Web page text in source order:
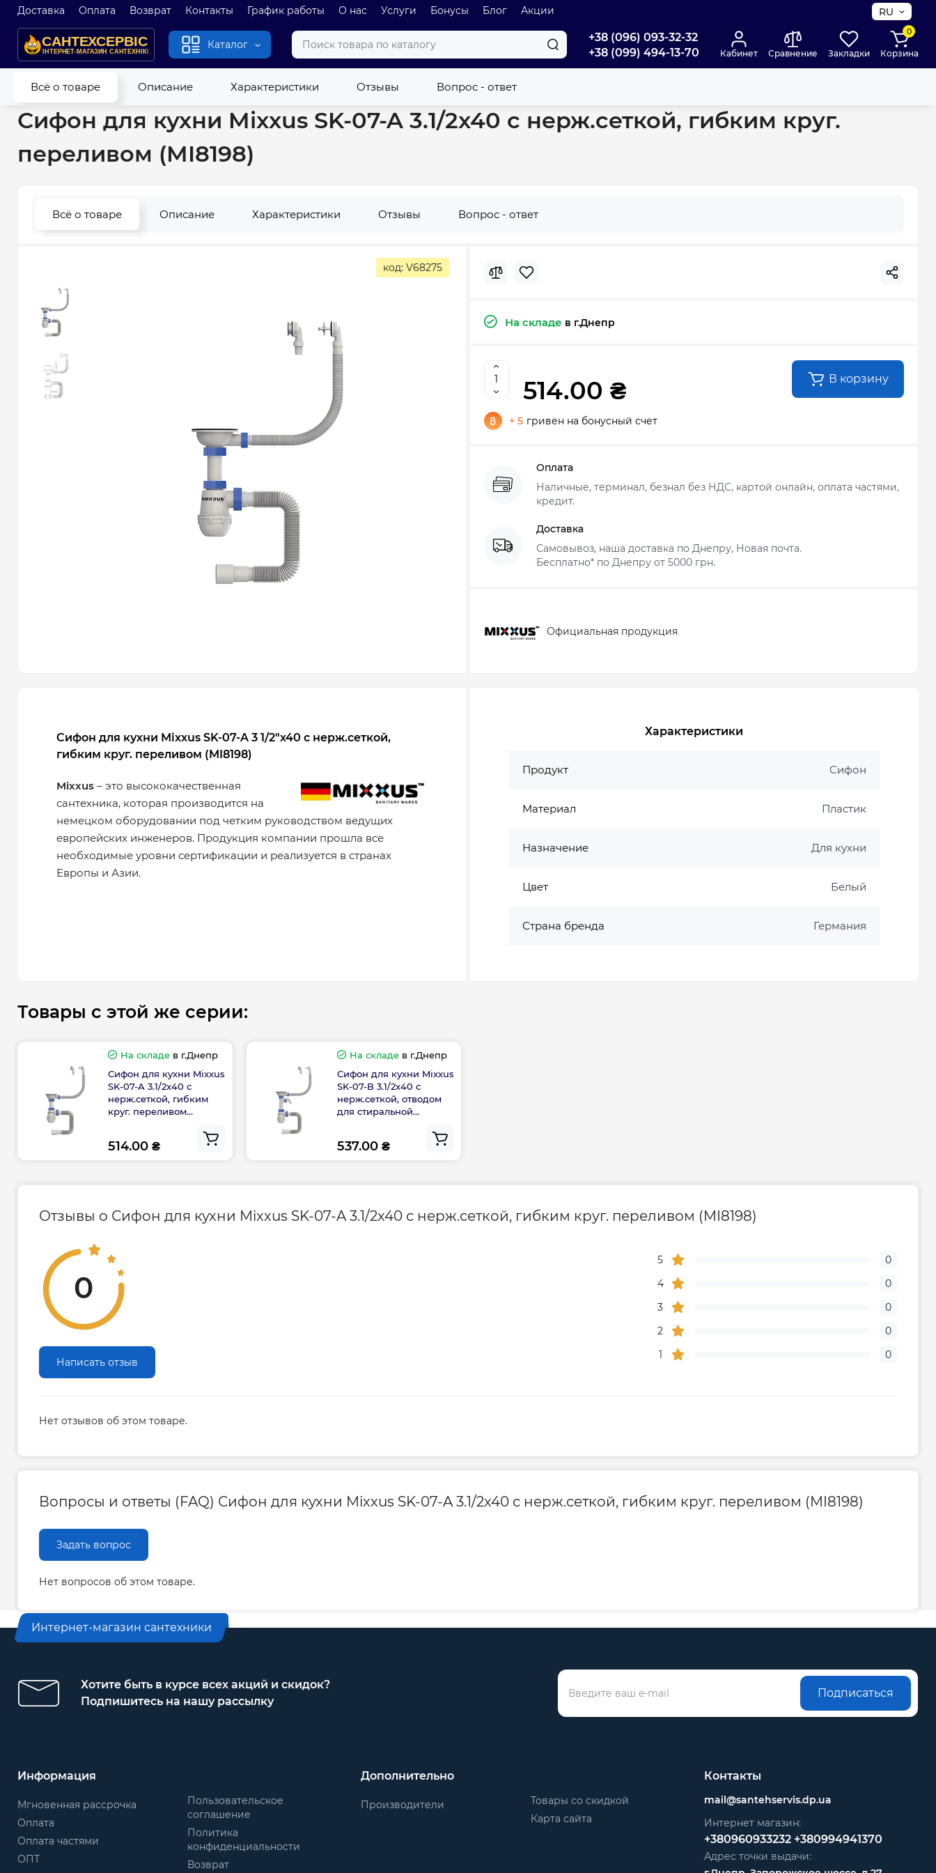
Доставка Оплата Возврат Контакты График работы О нас Услуги Бонусы Блог Акции RU
Каталог
+38 (096) 093-32-32
+38 (099) 494-13-70
Кабинет Сравнение Закладки
0
Корзина
Всё о товаре Описание Характеристики Отзывы Вопрос - ответ
Главная Канализация Сифоны Сифоны для кухни Сифон для кухни Mixxus SK-07-A 3.1/2x40 с нерж.сеткой, гибким круг. переливом (MI8198)
Сифон для кухни Mixxus SK-07-A 3.1/2x40 с нерж.сеткой, гибким круг.
переливом (MI8198)
Всё о товаре Описание Характеристики Отзывы Вопрос - ответ
код: V68275
На складе в г.Днепр
514.00 ₴ В корзину
+ 5 гривен на бонусный счет
Оплата
Наличные, терминал, безнал без НДС, картой онлайн, оплата частями,
кредит.
Доставка
Самовывоз, наша доставка по Днепру, Новая почта.
Бесплатно* по Днепру от 5000 грн.
Официальная продукция
Сифон для кухни Mixxus SK-07-A 3 1/2"x40 с нерж.сеткой,
гибким круг. переливом (MI8198)
Mixxus – это высококачественная
сантехника, которая производится на
немецком оборудовании под четким руководством ведущих
европейских инженеров. Продукция компании прошла все
необходимые уровни сертификации и реализуется в странах
Европы и Азии.
Характеристики
Продукт Сифон
Материал Пластик
Назначение Для кухни
Цвет Белый
Страна бренда Германия
Товары с этой же серии:
На складе в г.Днепр
Сифон для кухни Mixxus
SK-07-A 3.1/2x40 с
нерж.сеткой, гибким
круг. переливом
514.00 ₴
На складев г.Днепр
Сифон для кухни Mixxus
SK-07-B 3.1/2x40 с
нерж.сеткой, отводом
для стиральной
537.00 ₴
Отзывы о Сифон для кухни Mixxus SK-07-A 3.1/2x40 с нерж.сеткой, гибким круг. переливом (MI8198)
0
Написать отзыв
5
0
4
0
3
0
2
0
1
0
Нет отзывов об этом товаре.
Вопросы и ответы (FAQ) Сифон для кухни Mixxus SK-07-A 3.1/2x40 с нерж.сеткой, гибким круг. переливом (MI8198)
Задать вопрос
Нет вопросов об этом товаре.
Интернет-магазин сантехники
Хотите быть в курсе всех акций и скидок?
Подпишитесь на нашу рассылку
Подписаться
Информация
Мгновенная рассрочка
Оплата
Оплата частями
ОПТ
Пользовательское
соглашение
Политика
конфиденциальности
Возврат
Дополнительно
Производители
Товары со скидкой
Карта сайта
Контакты
mail@santehservis.dp.ua
Интернет магазин:
+380960933232 +380994941370
Адрес точки выдачи: